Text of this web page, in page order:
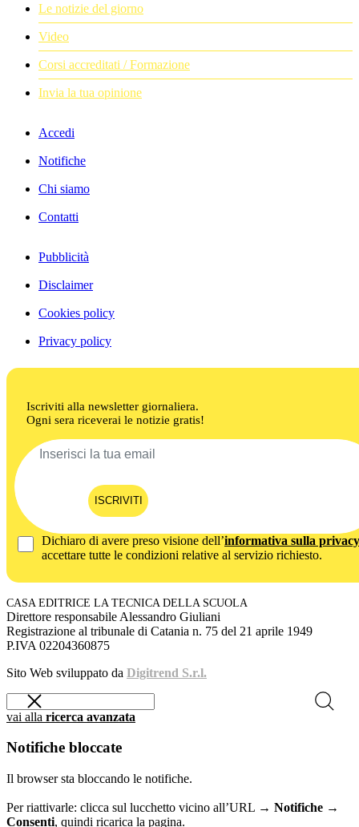
Le notizie del giorno
Video
Corsi accreditati / Formazione
Invia la tua opinione
Accedi
Notifiche
Chi siamo
Contatti
Pubblicità
Disclaimer
Cookies policy
Privacy policy
Iscriviti alla newsletter giornaliera.
Ogni sera riceverai le notizie gratis!
ISCRIVITI
Dichiaro di avere preso visione dell’informativa sulla privacy
accettare tutte le condizioni relative al servizio richiesto.
CASA EDITRICE LA TECNICA DELLA SCUOLA
Direttore responsabile Alessandro Giuliani
Registrazione al tribunale di Catania n. 75 del 21 aprile 1949
P.IVA 02204360875
Sito Web sviluppato da Digitrend S.r.l.
vai alla ricerca avanzata
Notifiche bloccate
Il browser sta bloccando le notifiche.
Per riattivarle: clicca sul lucchetto vicino all’URL → Notifiche →
Consenti, quindi ricarica la pagina.